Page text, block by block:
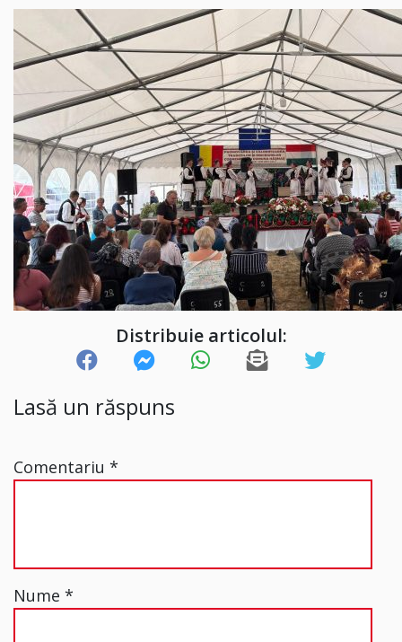
Distribuie articolul:
Lasă un răspuns
Comentariu *
Nume *